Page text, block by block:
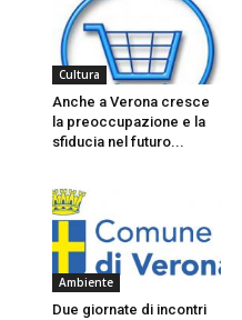
Cultura
Anche a Verona cresce
la preoccupazione e la
sfiducia nel futuro...
Ambiente
Due giornate di incontri